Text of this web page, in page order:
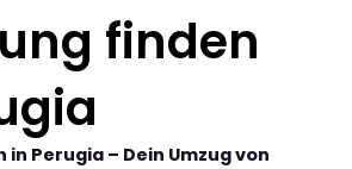
finden
Perugia – Dein Umzug von